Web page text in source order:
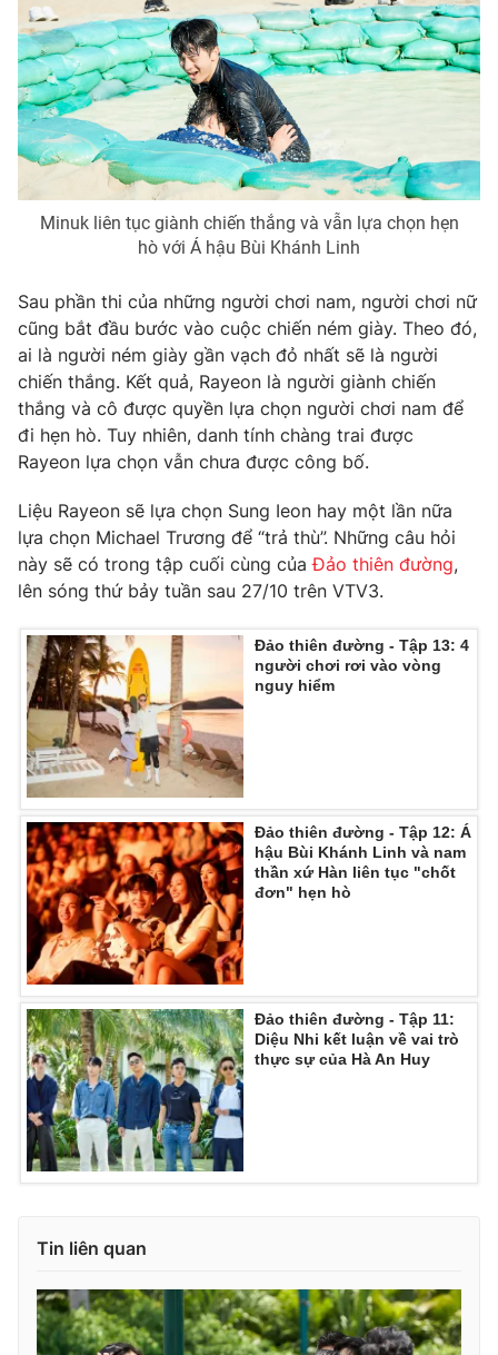
Minuk liên tục giành chiến thắng và vẫn lựa chọn hẹn
hò với Á hậu Bùi Khánh Linh
Sau phần thi của những người chơi nam, người chơi nữ
cũng bắt đầu bước vào cuộc chiến ném giày. Theo đó,
ai là người ném giày gần vạch đỏ nhất sẽ là người
chiến thắng. Kết quả, Rayeon là người giành chiến
thắng và cô được quyền lựa chọn người chơi nam để
đi hẹn hò. Tuy nhiên, danh tính chàng trai được
Rayeon lựa chọn vẫn chưa được công bố.
Liệu Rayeon sẽ lựa chọn Sung Ieon hay một lần nữa
lựa chọn Michael Trương để “trả thù”. Những câu hỏi
này sẽ có trong tập cuối cùng củaĐảo thiên đường,
lên sóng thứ bảy tuần sau 27/10 trên VTV3.
Đảo thiên đường - Tập 13: 4
người chơi rơi vào vòng
nguy hiểm
Đảo thiên đường - Tập 12: Á
hậu Bùi Khánh Linh và nam
thần xứ Hàn liên tục "chốt
đơn" hẹn hò
Đảo thiên đường - Tập 11:
Diệu Nhi kết luận về vai trò
thực sự của Hà An Huy
Tin liên quan